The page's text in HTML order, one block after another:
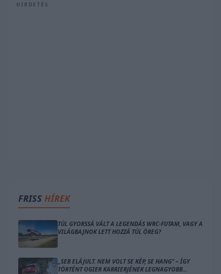
HIRDETÉS
FRISS HÍREK
TÚL GYORSSÁ VÁLT A LEGENDÁS WRC-FUTAM, VAGY A
VILÁGBAJNOK LETT HOZZÁ TÚL ÖREG?
„SEB ELÁJULT. NEM VOLT SE KÉP, SE HANG” – ÍGY
TÖRTÉNT OGIER KARRIERJÉNEK LEGNAGYOBB